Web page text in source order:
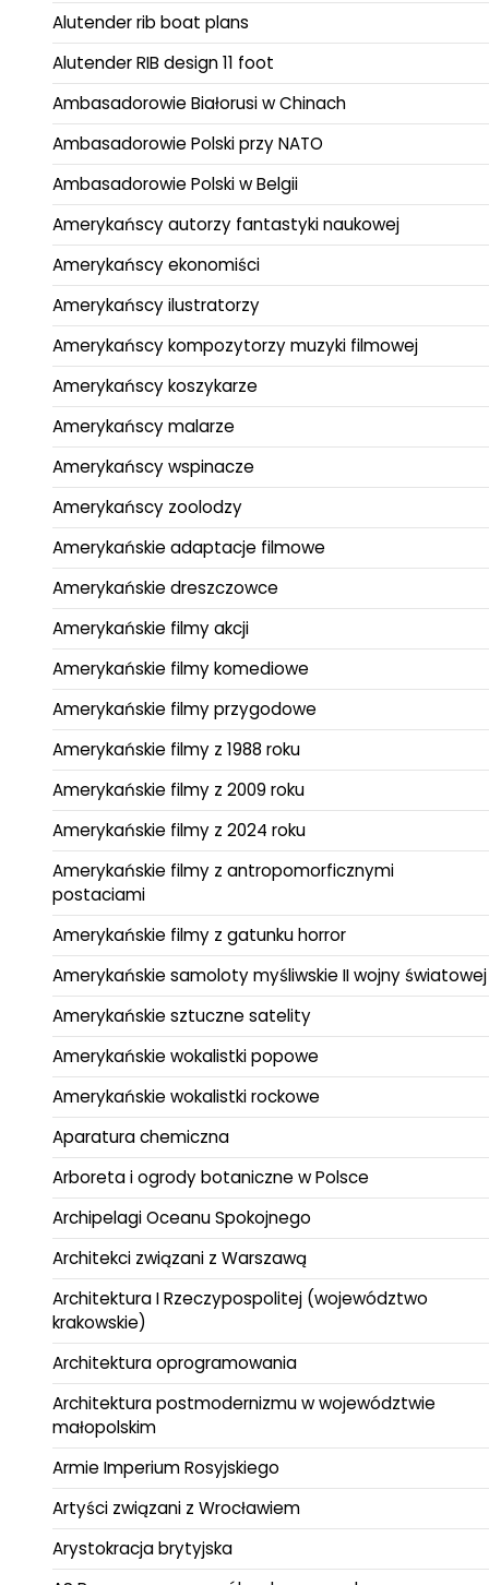
Alutender rib boat plans
Alutender RIB design 11 foot
Ambasadorowie Białorusi w Chinach
Ambasadorowie Polski przy NATO
Ambasadorowie Polski w Belgii
Amerykańscy autorzy fantastyki naukowej
Amerykańscy ekonomiści
Amerykańscy ilustratorzy
Amerykańscy kompozytorzy muzyki filmowej
Amerykańscy koszykarze
Amerykańscy malarze
Amerykańscy wspinacze
Amerykańscy zoolodzy
Amerykańskie adaptacje filmowe
Amerykańskie dreszczowce
Amerykańskie filmy akcji
Amerykańskie filmy komediowe
Amerykańskie filmy przygodowe
Amerykańskie filmy z 1988 roku
Amerykańskie filmy z 2009 roku
Amerykańskie filmy z 2024 roku
Amerykańskie filmy z antropomorficznymi
postaciami
Amerykańskie filmy z gatunku horror
Amerykańskie samoloty myśliwskie II wojny światowej
Amerykańskie sztuczne satelity
Amerykańskie wokalistki popowe
Amerykańskie wokalistki rockowe
Aparatura chemiczna
Arboreta i ogrody botaniczne w Polsce
Archipelagi Oceanu Spokojnego
Architekci związani z Warszawą
Architektura I Rzeczypospolitej (województwo
krakowskie)
Architektura oprogramowania
Architektura postmodernizmu w województwie
małopolskim
Armie Imperium Rosyjskiego
Artyści związani z Wrocławiem
Arystokracja brytyjska